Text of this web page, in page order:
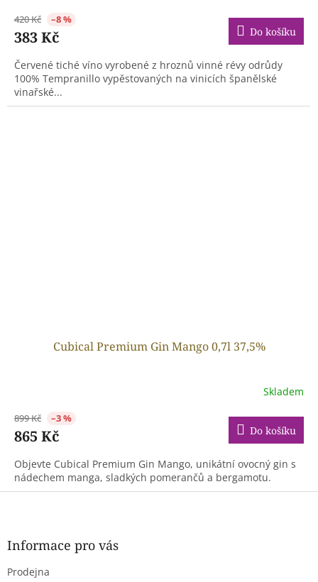
420 Kč –8 %
383 Kč Do košíku
Červené tiché víno vyrobené z hroznů vinné révy odrůdy
100% Tempranillo vypěstovaných na vinicích španělské
vinařské...
Cubical Premium Gin Mango 0,7l 37,5%
Skladem
899 Kč –3 %
865 Kč Do košíku
Objevte Cubical Premium Gin Mango, unikátní ovocný gin s
nádechem manga, sladkých pomerančů a bergamotu.
Z
Informace pro vás
Prodejna